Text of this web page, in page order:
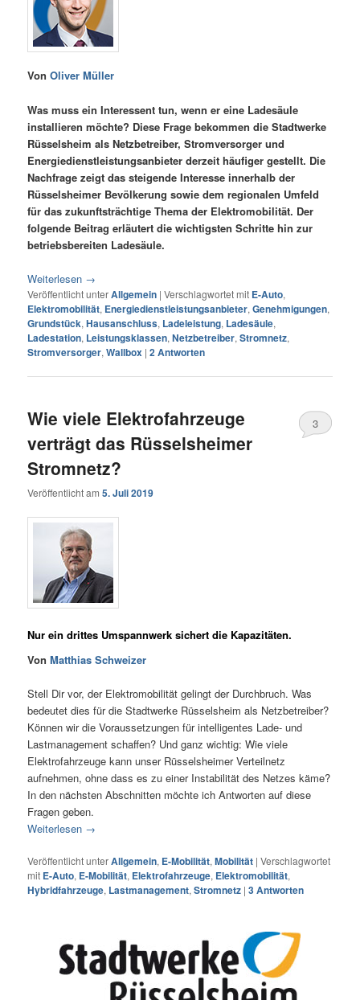
VonOliver Müller
Was muss ein Interessent tun, wenn er eine Ladesäule
installieren möchte? Diese Frage bekommen die Stadtwerke
Rüsselsheim als Netzbetreiber, Stromversorger und
Energiedienstleistungsanbieter derzeit häufiger gestellt. Die
Nachfrage zeigt das steigende Interesse innerhalb der
Rüsselsheimer Bevölkerung sowie dem regionalen Umfeld
für das zukunftsträchtige Thema der Elektromobilität. Der
folgende Beitrag erläutert die wichtigsten Schritte hin zur
betriebsbereiten Ladesäule.
Weiterlesen →
Veröffentlicht unterAllgemein |Verschlagwortet mit E-Auto,
Elektromobilität, Energiedienstleistungsanbieter,Genehmigungen,
Grundstück,Hausanschluss, Ladeleistung, Ladesäule,
Ladestation, Leistungsklassen,Netzbetreiber,Stromnetz,
Stromversorger,Wallbox |2Antworten
Wie viele Elektrofahrzeuge
verträgt das Rüsselsheimer
Stromnetz?
Veröffentlicht am5. Juli 2019
3
Nur ein drittes Umspannwerk sichert die Kapazitäten.
VonMatthias Schweizer
Stell Dir vor, der Elektromobilität gelingt der Durchbruch. Was
bedeutet dies für die Stadtwerke Rüsselsheim als Netzbetreiber?
Können wir die Voraussetzungen für intelligentes Lade- und
Lastmanagement schaffen? Und ganz wichtig: Wie viele
Elektrofahrzeuge kann unser Rüsselsheimer Verteilnetz
aufnehmen, ohne dass es zu einer Instabilität des Netzes käme?
In den nächsten Abschnitten möchte ich Antworten auf diese
Fragen geben.
Weiterlesen →
Veröffentlicht unterAllgemein, E-Mobilität,Mobilität |Verschlagwortet
mit E-Auto, E-Mobilität, Elektrofahrzeuge, Elektromobilität,
Hybridfahrzeuge, Lastmanagement,Stromnetz |3Antworten